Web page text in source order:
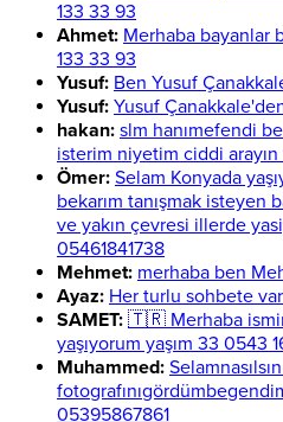
133 33 93
Ahmet: Merhaba bayanlar
133 33 93
Yusuf: Ben Yusuf
Yusuf: Yusuf
hakan: slm hanımefendi
isterim niyetim ciddi
Ömer: Selam Konyada
bekarım tanışmak isteyen
ve yakın çevresi illerde
05461841738
Mehmet: merhaba ben
Ayaz: Her turlu sohbete
SAMET: 🇹🇷 Merhaba
yaşıyorum yaşım 33 0543
Muhammed:
05395867861